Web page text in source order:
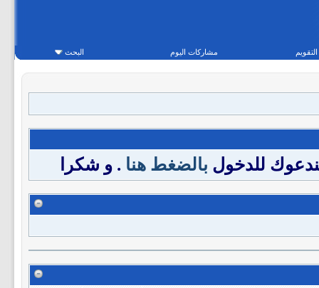
التقويم مشاركات اليوم البحث
للدخول بالضغط هنا . و شكرا